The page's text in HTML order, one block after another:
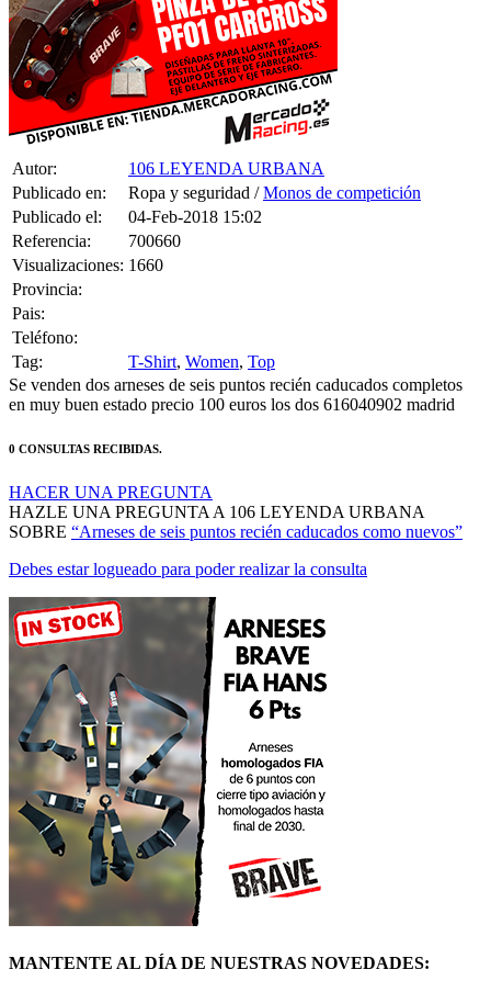
Pais:
Teléfono:
Tag:
T-Shirt,Women,Top
Se venden dos arneses de seis puntos recién caducados completos
en muy buen estado precio 100 euros los dos 616040902 madrid
0 CONSULTAS RECIBIDAS.
HACER UNA PREGUNTA
HAZLE UNA PREGUNTA A 106 LEYENDA URBANA
Debes estar logueado para poder realizar la consulta
MANTENTE AL DÍA DE NUESTRAS NOVEDADES:
ÚNETE
© Mercadoracing 2026 Todos los derechos reservados
Términos y condiciones de uso, normas y política de privacidad.